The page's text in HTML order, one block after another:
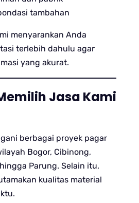
tambahan
menyarankan Anda
terlebih dahulu agar
yang akurat.
Jasa Kami
berbagai proyek pagar
Bogor, Cibinong,
Parung. Selain itu,
kualitas material